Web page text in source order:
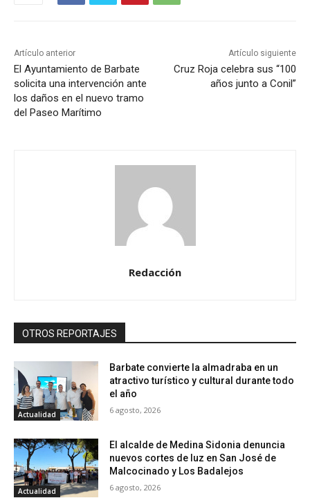
Artículo anterior
El Ayuntamiento de Barbate
solicita una intervención ante
los daños en el nuevo tramo
del Paseo Marítimo
Artículo siguiente
Cruz Roja celebra sus “100
años junto a Conil”
Redacción
OTROS REPORTAJES
Actualidad
Barbate convierte la almadraba en un
atractivo turístico y cultural durante todo
el año
6 agosto, 2026
Actualidad
El alcalde de Medina Sidonia denuncia
nuevos cortes de luz en San José de
Malcocinado y Los Badalejos
6 agosto, 2026